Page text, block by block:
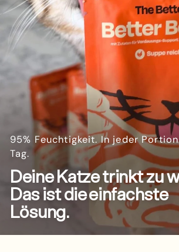
95% Feuchtigkeit. In jeder
Tag.
Deine Katze trinkt zu
Das ist die einfachste
Lösung.